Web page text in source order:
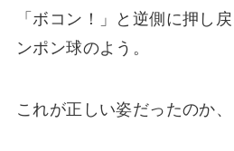
「ボコン！」と逆側に押し
ンポン球のよう。
これが正しい姿だったのか、